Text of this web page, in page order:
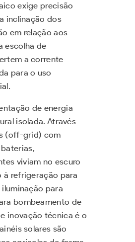
exige precisão
inclinação dos
em relação aos
escolha de
a corrente
para o uso
de energia
isolada. Através
(off-grid) com
viviam no escuro
à refrigeração para
para
bombeamento de
inovação técnica é o
solares são